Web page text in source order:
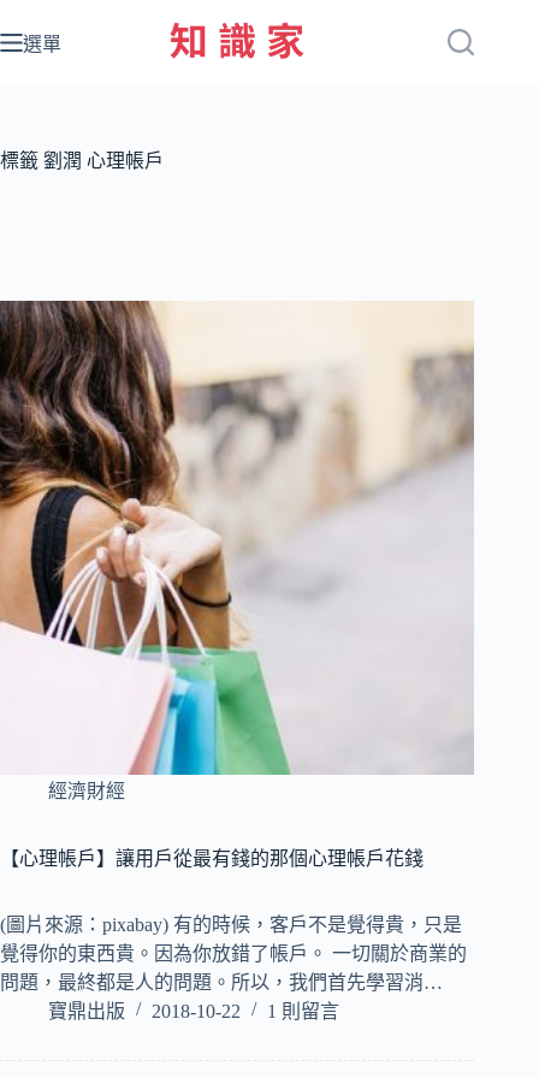
至
容
選單
標籤 劉潤 心理帳戶
經濟財經
【心理帳戶】讓用戶從最有錢的那個心理帳戶花錢
(圖片來源：pixabay) 有的時候，客戶不是覺得貴，只是
覺得你的東西貴。因為你放錯了帳戶。 一切關於商業的
問題，最終都是人的問題。所以，我們首先學習消…
寶鼎出版
2018-10-22 1 則留言